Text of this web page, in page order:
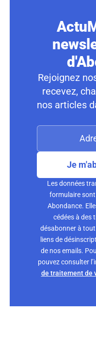
Rejoignez
recevez,
nos articles
Je
Les données
formulaire
Abondance.
cédées à des
désabonner à
liens de
de nos emails.
pouvez consulter
de traitement de